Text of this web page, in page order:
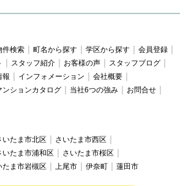
件検索 町名から探す 学区から探す
会員登録
スタッフ紹介 お客様の声
スタッフブログ
報 インフォメーション
会社概要
ンションカタログ 当社6つの強み
お問合せ
いたま市北区
さいたま市西区
いたま市浦和区
さいたま市桜区
たま市岩槻区 上尾市 伊奈町 蓮田市